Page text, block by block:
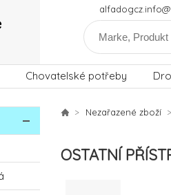
Chovatelské potřeby
Nezařazené zboží
OSTATNÍ